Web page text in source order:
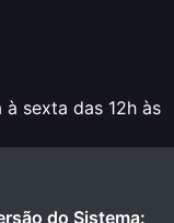
sexta das 12h às
do Sistema: